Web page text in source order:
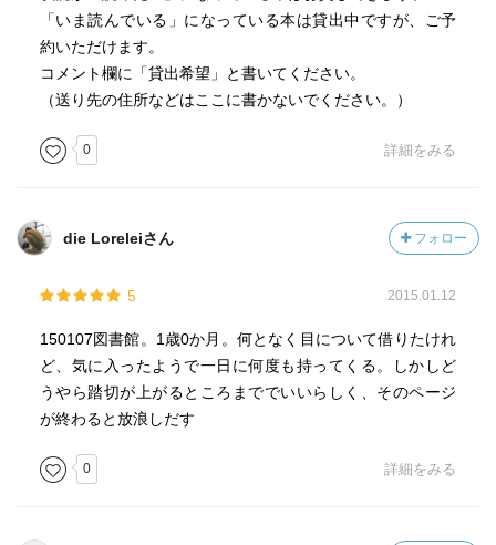
「いま読んでいる」になっている本は貸出中ですが、ご予
約いただけます。
コメント欄に「貸出希望」と書いてください。
（送り先の住所などはここに書かないでください。）
0 詳細をみる
die Loreleiさん フォロー
5 2015.01.12
150107図書館。1歳0か月。何となく目について借りたけれ
ど、気に入ったようで一日に何度も持ってくる。しかしど
うやら踏切が上がるところまででいいらしく、そのページ
が終わると放浪しだす
0 詳細をみる